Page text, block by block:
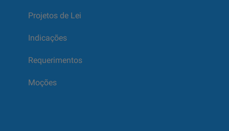
Projetos de Lei
Indicações
Requerimentos
Moções